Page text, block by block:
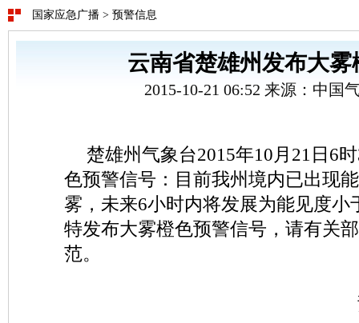
国家应急广播 > 预警信息
云南省楚雄州发布大雾
2015-10-21 06:52 来源：中国
楚雄州气象台2015年10月21日6
色预警信号：目前我州境内已出现
雾，未来6小时内将发展为能见度小
特发布大雾橙色预警信号，请有关
范。